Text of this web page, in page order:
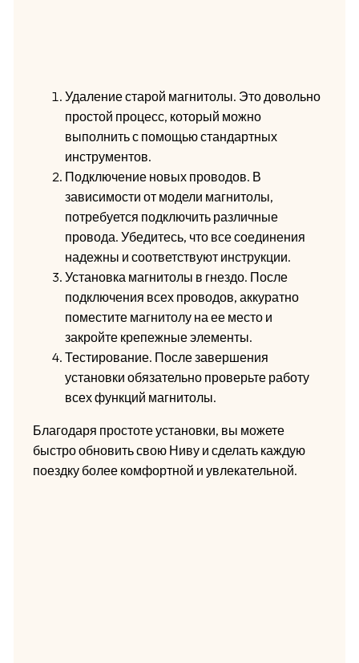
Удаление старой магнитолы. Это довольно
простой процесс, который можно
выполнить с помощью стандартных
инструментов.
Подключение новых проводов. В
зависимости от модели магнитолы,
потребуется подключить различные
провода. Убедитесь, что все соединения
надежны и соответствуют инструкции.
Установка магнитолы в гнездо. После
подключения всех проводов, аккуратно
поместите магнитолу на ее место и
закройте крепежные элементы.
Тестирование. После завершения
установки обязательно проверьте работу
всех функций магнитолы.
Благодаря простоте установки, вы можете
быстро обновить свою Ниву и сделать каждую
поездку более комфортной и увлекательной.